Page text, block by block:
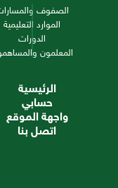
الصفوف
الموارد التعليمية
الدورات
المعلمون
الرئيسية
حسابي
واجهة الموقع
اتصل بنا